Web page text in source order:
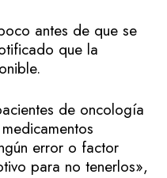
antes de que se
que la
de oncología
error o factor
para no tenerlos»,